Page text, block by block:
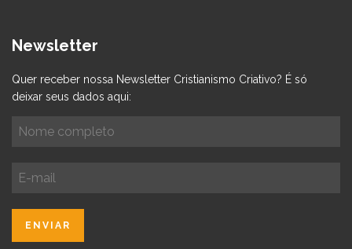
Newsletter
Quer receber nossa Newsletter Cristianismo Criativo? É só
deixar seus dados aqui: